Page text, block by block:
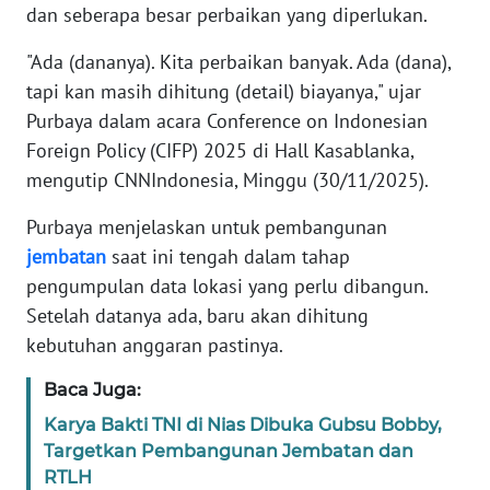
dan seberapa besar perbaikan yang diperlukan.
"Ada (dananya). Kita perbaikan banyak. Ada (dana),
tapi kan masih dihitung (detail) biayanya," ujar
Purbaya dalam acara Conference on Indonesian
Foreign Policy (CIFP) 2025 di Hall Kasablanka,
mengutip CNNIndonesia, Minggu (30/11/2025).
Purbaya menjelaskan untuk pembangunan
jembatan saat ini tengah dalam tahap
pengumpulan data lokasi yang perlu dibangun.
Setelah datanya ada, baru akan dihitung
kebutuhan anggaran pastinya.
Baca Juga:
Karya Bakti TNI di Nias Dibuka Gubsu Bobby,
Targetkan Pembangunan Jembatan dan
RTLH
KARIR
DISCLAIMER
News
WN
SUMUT
WN
WN
JABAR